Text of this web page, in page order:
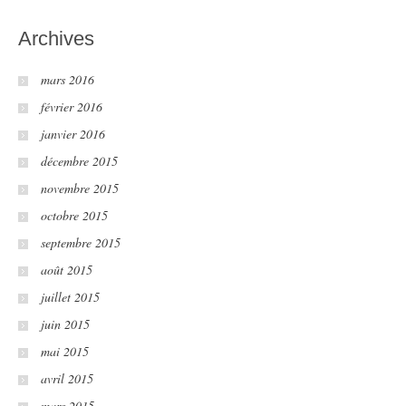
Archives
mars 2016
février 2016
janvier 2016
décembre 2015
novembre 2015
octobre 2015
septembre 2015
août 2015
juillet 2015
juin 2015
mai 2015
avril 2015